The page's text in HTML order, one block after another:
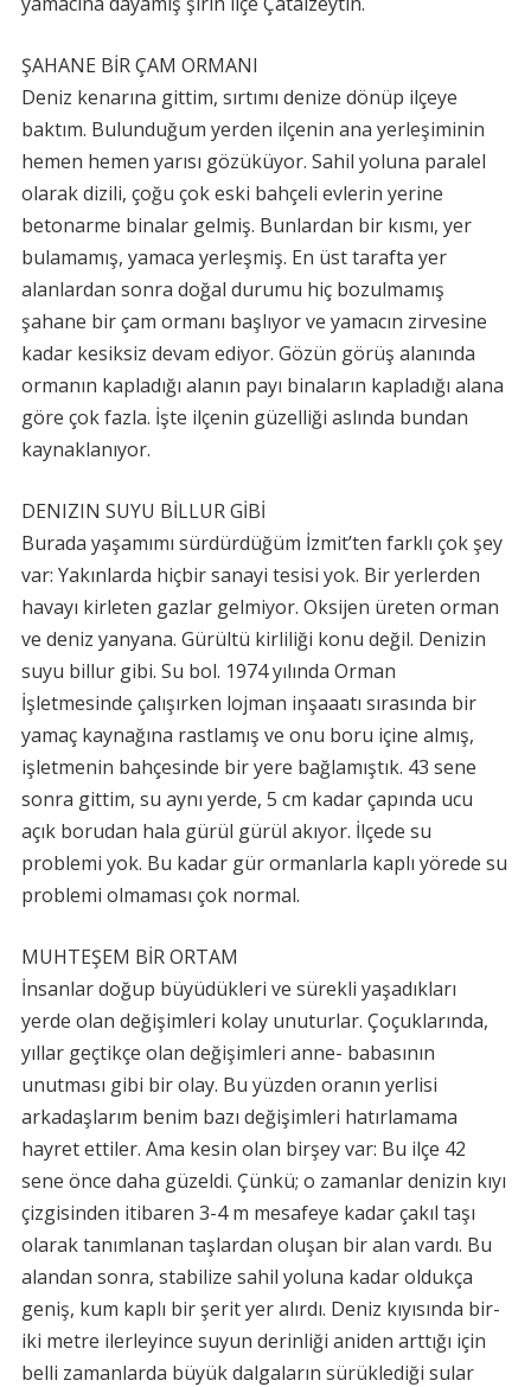
ŞAHANE BİR ÇAM ORMANI
Deniz kenarına gittim, sırtımı denize dönüp ilçeye
baktım. Bulunduğum yerden ilçenin ana yerleşiminin
hemen hemen yarısı gözüküyor. Sahil yoluna paralel
olarak dizili, çoğu çok eski bahçeli evlerin yerine
betonarme binalar gelmiş. Bunlardan bir kısmı, yer
bulamamış, yamaca yerleşmiş. En üst tarafta yer
alanlardan sonra doğal durumu hiç bozulmamış
şahane bir çam ormanı başlıyor ve yamacın zirvesine
kadar kesiksiz devam ediyor. Gözün görüş alanında
ormanın kapladığı alanın payı binaların kapladığı alana
göre çok fazla. İşte ilçenin güzelliği aslında bundan
kaynaklanıyor.
DENIZIN SUYU BİLLUR GİBİ
Burada yaşamımı sürdürdüğüm İzmit’ten farklı çok şey
var: Yakınlarda hiçbir sanayi tesisi yok. Bir yerlerden
havayı kirleten gazlar gelmiyor. Oksijen üreten orman
ve deniz yanyana. Gürültü kirliliği konu değil. Denizin
suyu billur gibi. Su bol. 1974 yılında Orman
İşletmesinde çalışırken lojman inşaaatı sırasında bir
yamaç kaynağına rastlamış ve onu boru içine almış,
işletmenin bahçesinde bir yere bağlamıştık. 43 sene
sonra gittim, su aynı yerde, 5 cm kadar çapında ucu
açık borudan hala gürül gürül akıyor. İlçede su
problemi yok. Bu kadar gür ormanlarla kaplı yörede su
problemi olmaması çok normal.
MUHTEŞEM BİR ORTAM
İnsanlar doğup büyüdükleri ve sürekli yaşadıkları
yerde olan değişimleri kolay unuturlar. Çoçuklarında,
yıllar geçtikçe olan değişimleri anne- babasının
unutması gibi bir olay. Bu yüzden oranın yerlisi
arkadaşlarım benim bazı değişimleri hatırlamama
hayret ettiler. Ama kesin olan birşey var: Bu ilçe 42
sene önce daha güzeldi. Çünkü; o zamanlar denizin kıyı
çizgisinden itibaren 3-4 m mesafeye kadar çakıl taşı
olarak tanımlanan taşlardan oluşan bir alan vardı. Bu
alandan sonra, stabilize sahil yoluna kadar oldukça
geniş, kum kaplı bir şerit yer alırdı. Deniz kıyısında bir-
iki metre ilerleyince suyun derinliği aniden arttığı için
belli zamanlarda büyük dalgaların sürüklediği sular